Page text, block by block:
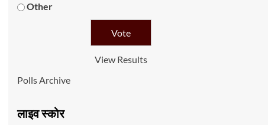
Other
View Results
Polls Archive
लाइव स्कोर